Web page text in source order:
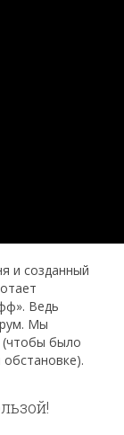
и созданный
Ведь
Мы
(чтобы было